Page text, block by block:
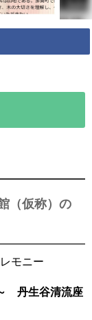
（仮称）の
モニー
丹生谷清流座